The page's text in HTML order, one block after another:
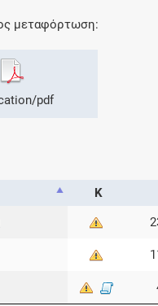
μεταφόρτωση:
pdf
Κ